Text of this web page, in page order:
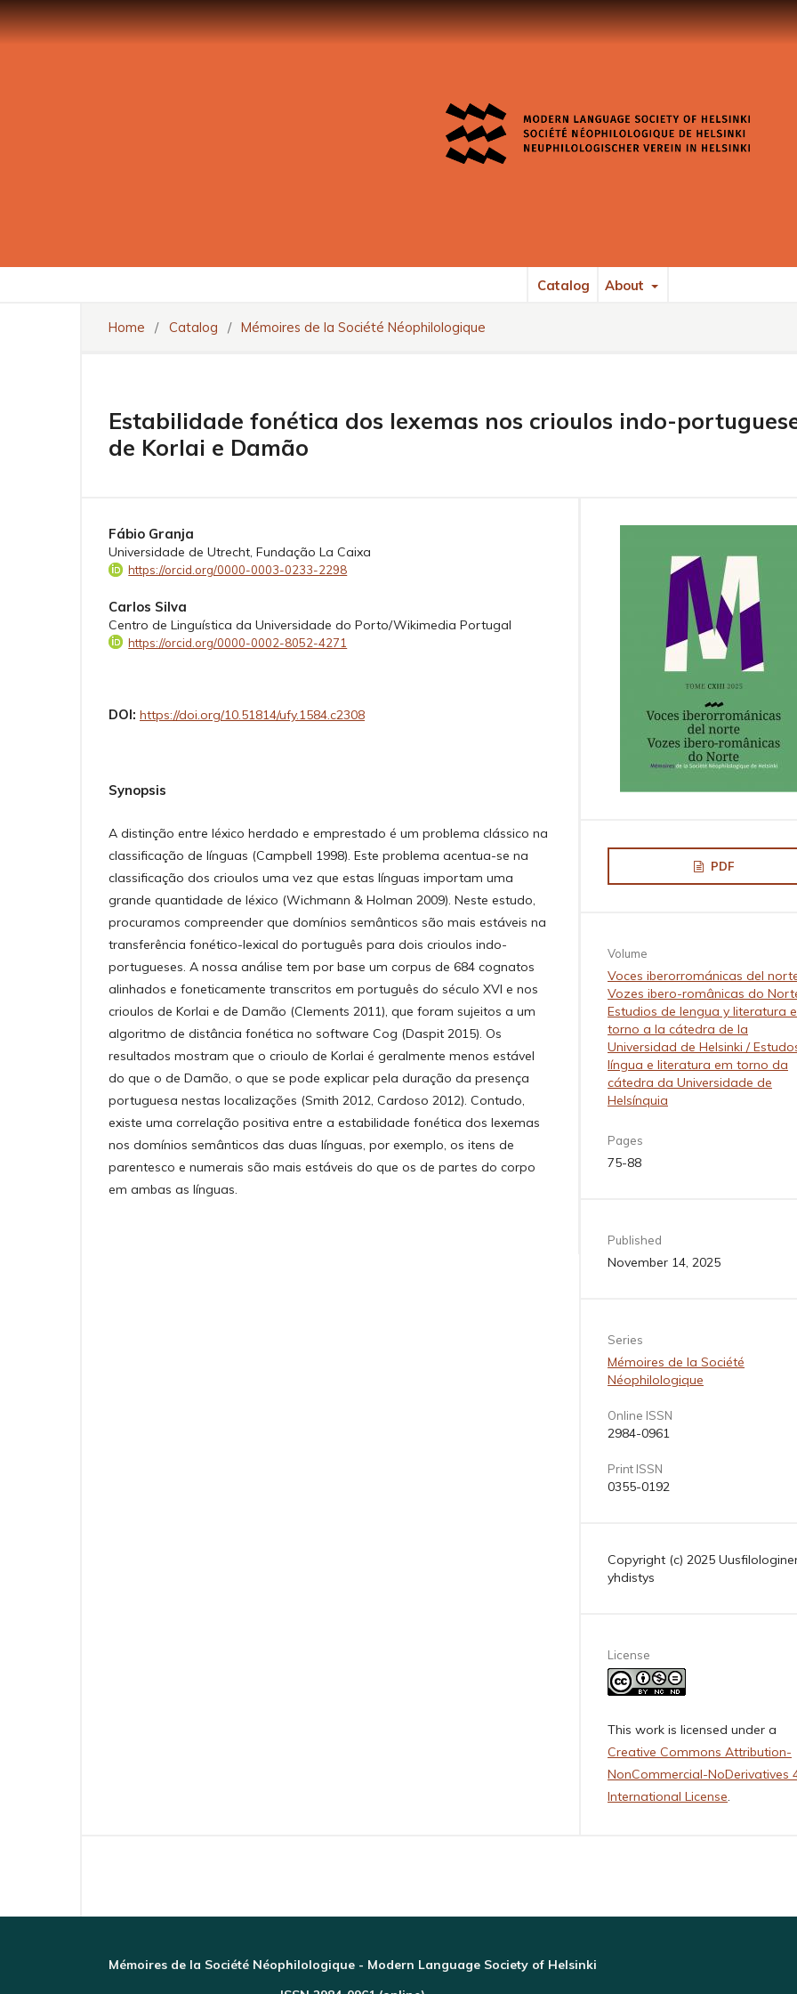
Catalog About
Home / Catalog / Mémoires de la Société Néophilologique
Estabilidade fonética dos lexemas nos crioulos indo-
de Korlai e Damão
Fábio Granja
Universidade de Utrecht, Fundação La Caixa
https://orcid.org/0000-0003-0233-2298
Carlos Silva
Centro de Linguística da Universidade do Porto/Wikimedia Portugal
https://orcid.org/0000-0002-8052-4271
DOI: https://doi.org/10.51814/ufy.1584.c2308
Synopsis
A distinção entre léxico herdado e emprestado é um problema clássico na
classificação de línguas (Campbell 1998). Este problema acentua-se na
classificação dos crioulos uma vez que estas línguas importam uma
grande quantidade de léxico (Wichmann & Holman 2009). Neste estudo,
procuramos compreender que domínios semânticos são mais estáveis na
transferência fonético-lexical do português para dois crioulos indo-
portugueses. A nossa análise tem por base um corpus de 684 cognatos
alinhados e foneticamente transcritos em português do século XVI e nos
crioulos de Korlai e de Damão (Clements 2011), que foram sujeitos a um
algoritmo de distância fonética no software Cog (Daspit 2015). Os
resultados mostram que o crioulo de Korlai é geralmente menos estável
do que o de Damão, o que se pode explicar pela duração da presença
portuguesa nestas localizações (Smith 2012, Cardoso 2012). Contudo,
existe uma correlação positiva entre a estabilidade fonética dos lexemas
nos domínios semânticos das duas línguas, por exemplo, os itens de
parentesco e numerais são mais estáveis do que os de partes do corpo
em ambas as línguas.
PDF
Volume
Voces iberorrománicas del
Vozes ibero-românicas do
Estudios de lengua y literatura
torno a la cátedra de la
Universidad de Helsinki /
língua e literatura em torno da
cátedra da Universidade de
Helsínquia
Pages
75-88
Published
November 14, 2025
Series
Mémoires de la Société
Néophilologique
Online ISSN
2984-0961
Print ISSN
0355-0192
Copyright (c) 2025
yhdistys
License
This work is licensed under a
Creative Commons Attribution-
NonCommercial-NoDerivatives
International License.
Mémoires de la Société Néophilologique - Modern Language Society of Helsinki